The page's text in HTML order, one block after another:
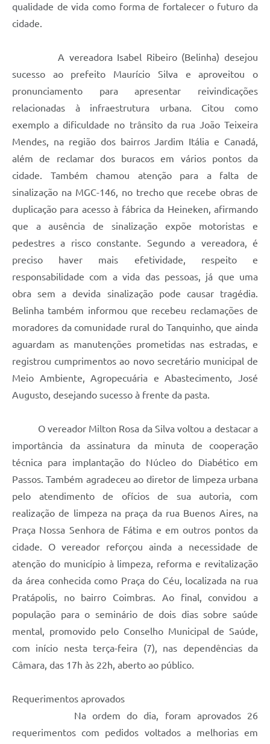
qualidade de vida como forma de fortalecer o futuro da
cidade.
A vereadora Isabel Ribeiro (Belinha) desejou
sucesso ao prefeito Maurício Silva e aproveitou o
pronunciamento para apresentar reivindicações
relacionadas à infraestrutura urbana. Citou como
exemplo a dificuldade no trânsito da rua João Teixeira
Mendes, na região dos bairros Jardim Itália e Canadá,
além de reclamar dos buracos em vários pontos da
cidade. Também chamou atenção para a falta de
sinalização na MGC-146, no trecho que recebe obras de
duplicação para acesso à fábrica da Heineken, afirmando
que a ausência de sinalização expõe motoristas e
pedestres a risco constante. Segundo a vereadora, é
preciso haver mais efetividade, respeito e
responsabilidade com a vida das pessoas, já que uma
obra sem a devida sinalização pode causar tragédia.
Belinha também informou que recebeu reclamações de
moradores da comunidade rural do Tanquinho, que ainda
aguardam as manutenções prometidas nas estradas, e
registrou cumprimentos ao novo secretário municipal de
Meio Ambiente, Agropecuária e Abastecimento, José
Augusto, desejando sucesso à frente da pasta.
O vereador Milton Rosa da Silva voltou a destacar a
importância da assinatura da minuta de cooperação
técnica para implantação do Núcleo do Diabético em
Passos. Também agradeceu ao diretor de limpeza urbana
pelo atendimento de ofícios de sua autoria, com
realização de limpeza na praça da rua Buenos Aires, na
Praça Nossa Senhora de Fátima e em outros pontos da
cidade. O vereador reforçou ainda a necessidade de
atenção do município à limpeza, reforma e revitalização
da área conhecida como Praça do Céu, localizada na rua
Pratápolis, no bairro Coimbras. Ao final, convidou a
população para o seminário de dois dias sobre saúde
mental, promovido pelo Conselho Municipal de Saúde,
com início nesta terça-feira (7), nas dependências da
Câmara, das 17h às 22h, aberto ao público.
Requerimentos aprovados
Na ordem do dia, foram aprovados 26
requerimentos com pedidos voltados a melhorias em